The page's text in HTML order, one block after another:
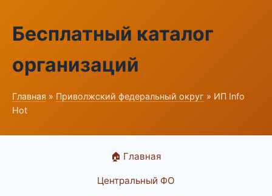
Бесплатный каталог
организаций
Главная » Приволжский федеральный округ » ИП Info
Hot
🏠 Главная
Центральный ФО